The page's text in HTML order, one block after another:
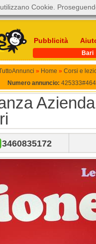
Pubblicità
Bari
» Home » Corsi e
Numero annuncio:
3460835172
Cookie.